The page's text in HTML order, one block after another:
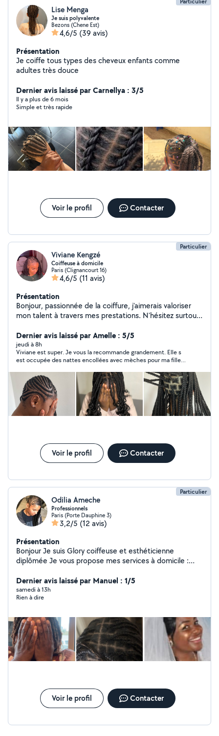
Lise Menga
Je suis polyvalente
Bezons (Chene Est)
4,6/5 (39 avis)
Présentation
Je coiffe tous types des cheveux enfants comme
adultes très douce
Dernier avis laissé par Carnellya : 3/5
Il y a plus de 6 mois
Simple et très rapide
Voir le profil Contacter
Particulier
Viviane Kengzé
Coiffeuse à domicile
Paris (Clignancourt 16)
4,6/5 (11 avis)
Présentation
Bonjour, passionnée de la coiffure, j'aimerais valoriser
mon talent à travers mes prestations. N'hésitez surtout
rendre encore plus sublime. Merci
Dernier avis laissé par Amelle : 5/5
jeudi à 8h
Viviane est super. Je vous la recommande grandement. Elle s
est occupée des nattes encollées avec mèches pour ma fille
douce avec les enfants et le résultat est au rdv. Mes filles
étaient très contentes. Je ferai de nouveau appel à elle. Merci
Viviane !
Voir le profil Contacter
Particulier
Odilia Ameche
Professionnels
Paris (Porte Dauphine 3)
3,2/5 (12 avis)
Présentation
Bonjour Je suis Glory coiffeuse et esthéticienne
diplômée Je vous propose mes services à domicile :
types de cheveux Manucure & pédicure Soins du visage
Relooking & bien-être Menege Babysitting Je me
déplace partout Travail soigné Professionnalisme
message privé pour plus d'infos ou pour prendre rendez-
vous !
Dernier avis laissé par Manuel : 1/5
samedi à 13h
Rien à dire
Voir le profil Contacter